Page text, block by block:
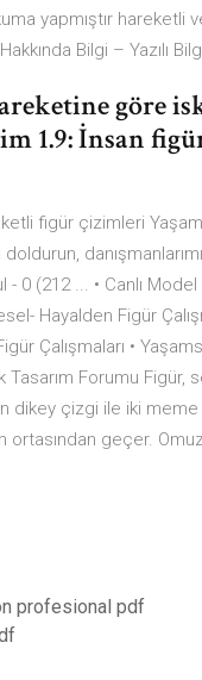
yapmıştır hareketli
Bilgi – Yazılı
göre
1.9: İnsan
figür çizimleri
(212 ... • Canlı Model
Hayalden Figür
Çalışmaları •
Tasarım Forumu
çizgi ile iki meme
ortasından geçer.
profesional pdf